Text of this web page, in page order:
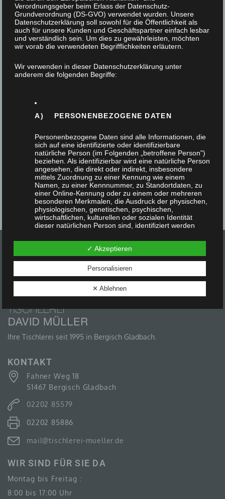
Nischenschrank im Bad
Ein Nischenschrank im Bad ist eine gute Lösung
Ihre Tischlerei seit 1995 in Bergisch Gladbach.
KONTAKT
Fahner Weg 18
51467 Bergisch Gladbach
02202 85579
02202 85886
mail@tischlerei-mueller.de
WIR SIND FÜR SIE DA
Montag bis Freitag :
8:00 bis 17:00 Uhr
Verordnungsgeber beim Erlass der Datenschutz-
Grundverordnung (DS-GVO) verwendet wurden. Unsere
Datenschutzerklärung soll sowohl für die Öffentlichkeit als
auch für unsere Kunden und Geschäftspartner einfach lesbar
und verständlich sein. Um dies zu gewährleisten, möchten
wir vorab die verwendeten Begrifflichkeiten erläutern.
Wir verwenden in dieser Datenschutzerklärung unter
anderem die folgenden Begriffe:
A) PERSONENBEZOGENE DATEN
Personenbezogene Daten sind alle Informationen, die
sich auf eine identifizierte oder identifizierbare
natürliche Person (im Folgenden „betroffene Person")
beziehen. Als identifizierbar wird eine natürliche Person
angesehen, die direkt oder indirekt, insbesondere
mittels Zuordnung zu einer Kennung wie einem
Namen, zu einer Kennnummer, zu Standortdaten, zu
einer Online-Kennung oder zu einem oder mehreren
besonderen Merkmalen, die Ausdruck der physischen,
physiologischen, genetischen, psychischen,
wirtschaftlichen, kulturellen oder sozialen Identität
dieser natürlichen Person sind, identifiziert werden
B) BETROFFENE PERSON
identifizierbare natürliche Person, deren
personenbezogene Daten von dem für die
Verarbeitung Verantwortlichen verarbeitet werden.
C) VERARBEITUNG
automatisierter Verfahren ausgeführte Vorgang oder
personenbezogenen Daten wie das Erheben, das
Speicherung, die Anpassung oder Veränderung, das
andere Form der Bereitstellung, den Abgleich oder die
die Vernichtung.
✓ Akzeptieren
Personalisieren
✕ Ablehnen